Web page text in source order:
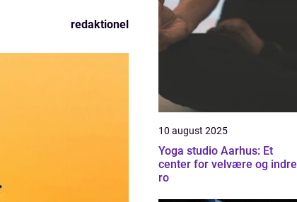
redaktionel
10 august 2025
Yoga studio Aarhus: Et
center for velvære og indre
ro